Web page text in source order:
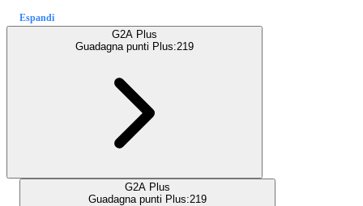
Espandi
G2A Plus
Guadagna punti Plus:219
G2A Plus
Guadagna punti Plus:219